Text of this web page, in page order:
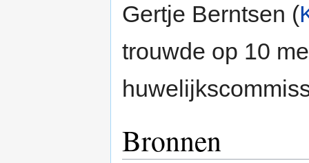
Gertje Berntsen (
trouwde op 10
Bronnen